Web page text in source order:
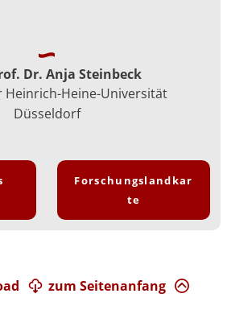
Dr. Anja Steinbeck
Heinrich-Heine-Universität
Düsseldorf
Forschungslandkar
te
zum Seitenanfang